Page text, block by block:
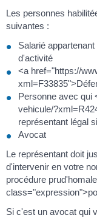
Les personnes
suivantes :
Salarié
d'activité
<a href="https://
Personne avec qui
vehicule/
représentant légal
Avocat
Le représentant doit
d'intervenir en votre
procédure
Si c'est un avocat qui